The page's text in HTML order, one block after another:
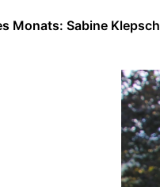
Monats: Sabine Klepsch